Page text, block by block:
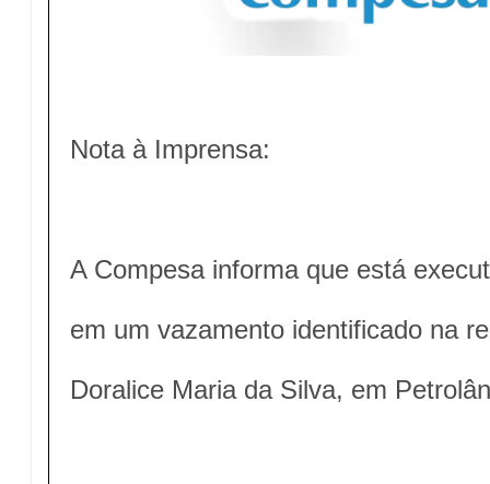
Nota à Imprensa:
A Compesa informa que está
em um vazamento identificado na
Doralice Maria da Silva, em